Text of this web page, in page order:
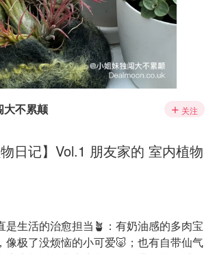
大不累颠 关注
日记】Vol.1 朋友家的 室内植物
是生活的治愈担当🪴：有奶油感的多肉宝
像极了没烦恼的小可爱🐷；也有自带仙气